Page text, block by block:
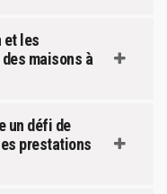
et les
maisons à
un défi de
prestations